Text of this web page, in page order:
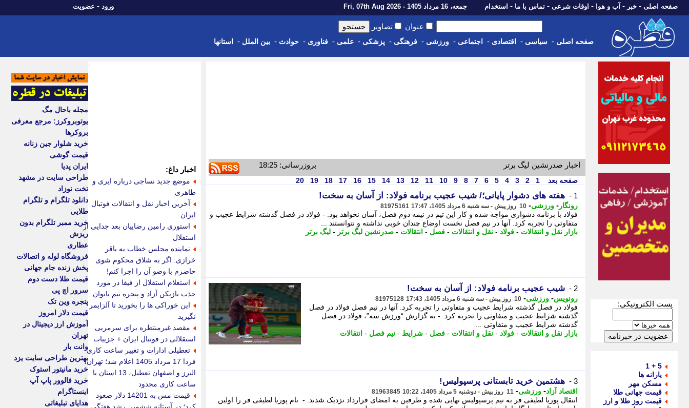
صفحه اصلی - خبر - آب و هوا - اوقات شرعی - تماس با ما - استخدام جمعه، 16 مرداد 1405 - Fri, 07th Aug 2026 ورود - عضویت
عنوان تصاویر
صفحه اصلی - سیاسی - اقتصادی - اجتماعی - ورزشی - فرهنگی - پزشکی - علمی - فناوری - حوادث - بین الملل - استانها
پست الکترونیکی:
5 + 1
یارانه ها
مسکن مهر
قیمت جهانی طلا
قیمت روز طلا و ارز
اخبار صدرنشین لیگ برتر بروزرسانی: 18:25
صفحه بعد 1
2
3
4
5
6
7
8
9
10
11
12
13
14
15
16
17
18
19
20
1 - هفته های دشوار پایانی؛/ شیب عجیب برنامه فولاد: از آسان به سخت!
رونگار - ورزشی- 10 روز پیش - سه شنبه 6 مرداد 1405، 17:47 81975161
فولاد با برنامه دشواری مواجه شده و کار این تیم در نیمه دوم فصل، آسان نخواهد بود. - فولاد در فصل گذشته شرایط عجیب و
متفاوتی را تجربه کرد. آنها در نیم فصل نخست اوضاع چندان خوبی نداشته و نتوانستند ...
بازار نقل و انتقالات - فولاد - نقل و انتقالات - فصل - انتقالات - صدرنشین لیگ برتر - لیگ برتر
2 - شیب عجیب برنامه فولاد: از آسان به سخت!
رونویس- ورزشی- 10 روز پیش - سه شنبه 6 مرداد 1405، 17:43 81975128
فولاد در فصل گذشته شرایط عجیب و متفاوتی را تجربه کرد. آنها در نیم فصل فولاد در فصل
گذشته شرایط عجیب و متفاوتی را تجربه کرد. - به گزارش “ورزش سه”، فولاد در فصل
گذشته شرایط عجیب و متفاوتی ...
بازار نقل و انتقالات - فولاد - نقل و انتقالات - فصل - شرایط - نیم فصل - انتقالات
3 - هشتمین خرید تابستانی پرسپولیس!
اقتصاد آزاد- ورزشی- 11 روز پیش - دوشنبه 5 مرداد 1405، 10:22 81963845
انتقال پوریا لطیفی فر به تیم پرسپولیس نهایی شده و طرفین به امضای قرارداد نزدیک شدند. - نام پوریا لطیفی فر را اولین
اخبار داغ:
موضع جدید نساجی درباره ایری و
طاهری
آخرین اخبار نقل و انتقالات فوتبال
ایران
استوری رامین رضاییان بعد جدایی از
استقلال
نماینده مجلس خطاب به باقر
خرازی: اگر به شلاق محکوم شوی
حاضرم با وضو آن را اجرا کنم!
استعلام استقلال از فیفا در مورد
جذب بازیکن آزاد و پنجره تیم بانوان
این خوراکی ها را بخورید تا آلزایمر
نگیرید
مقصد غیرمنتظره برای سرمربی
استقلالی در فوتبال ایران + جزییات
تعطیلی ادارات و تغییر ساعت کاری
فردا 17 مرداد 1405 اعلام شد؛ تهران،
البرز و اصفهان تعطیل، 13 استان با
ساعت کاری محدود
قیمت مس به 14201 دلار صعود
مجله باحال مگ
یوتوبروکرز: مرجع معرفی
بروکرها
خرید شلوار جین زنانه
قیمت گوشی
ایران پدیا
طراحی سایت در مشهد
تخت نوزاد
دانلود تلگرام و تلگرام
طلایی
خرید ممبر تلگرام بدون
ریزش
عطاری
فروشگاه لوله و اتصالات
پخش زنده جام جهانی
قیمت طلا دست دوم
سرور اچ پی
پنجره وین تک
قیمت دلار امروز
آموزش ارز دیجیتال در
تهران
وانت بار
بهترین طراحی سایت یزد
خرید مانیتور استوک
خرید فالوور پاپ آپ
اینستاگرام
هدایای تبلیغاتی